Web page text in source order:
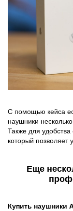
С помощью кейса
наушники
Также для
который позволяет
Еще
Купить наушники